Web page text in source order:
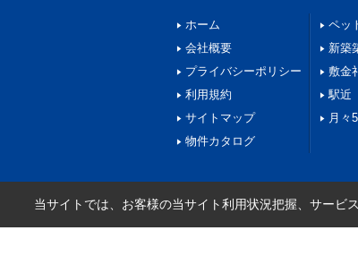
ホーム
会社概要
プライバシーポリシー
利用規約
サイトマップ
物件カタログ
ペッ
新築
敷金
駅近
月々
当サイトでは、お客様の当サイト利用状況把握、サービ